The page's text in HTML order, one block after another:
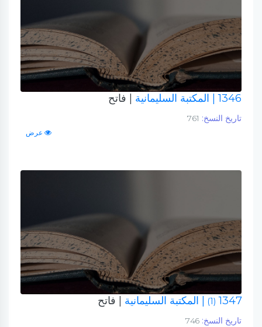
1346 | المكتبة السليمانية | فاتح
تاريخ النسخ:
عرض
1347
(1) | المكتبة السليمانية | فاتح
تاريخ النسخ: